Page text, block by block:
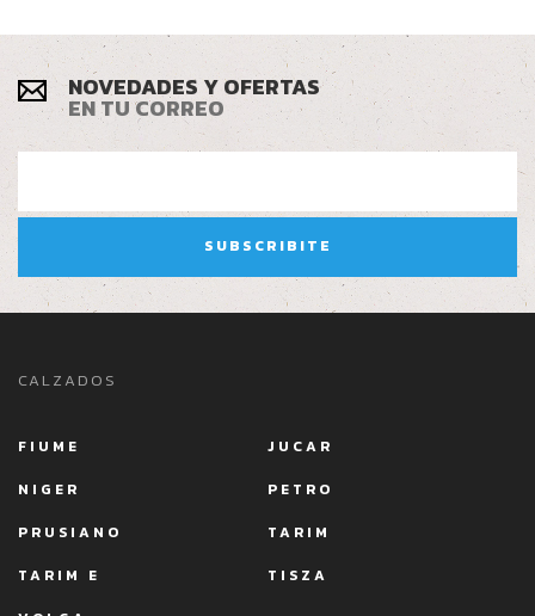
NOVEDADES Y OFERTAS
EN TU CORREO
CALZADOS
FIUME
JUCAR
NIGER
PETRO
PRUSIANO
TARIM
TARIM E
TISZA